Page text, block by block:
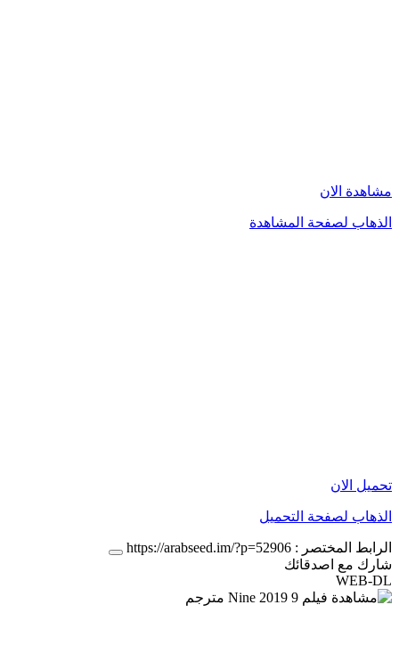
مشاهدة الان
الذهاب لصفحة المشاهدة
تحميل الان
الذهاب لصفحة التحميل
الرابط المختصر : https://arabseed.im/?p=52906
شارك مع اصدقائك
WEB-DL